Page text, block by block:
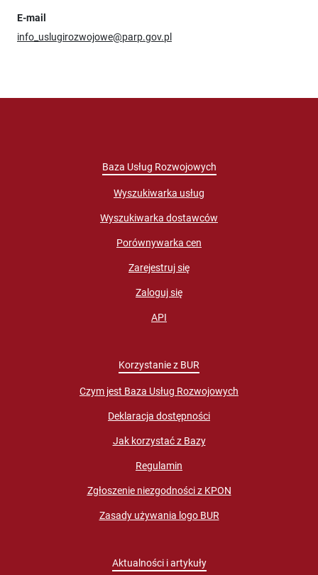
E-mail
info_uslugirozwojowe@parp.gov.pl
Baza Usług Rozwojowych
Wyszukiwarka usług
Wyszukiwarka dostawców
Porównywarka cen
Zarejestruj się
Zaloguj się
API
Korzystanie z BUR
Czym jest Baza Usług Rozwojowych
Deklaracja dostępności
Jak korzystać z Bazy
Regulamin
Zgłoszenie niezgodności z KPON
Zasady używania logo BUR
Aktualności i artykuły